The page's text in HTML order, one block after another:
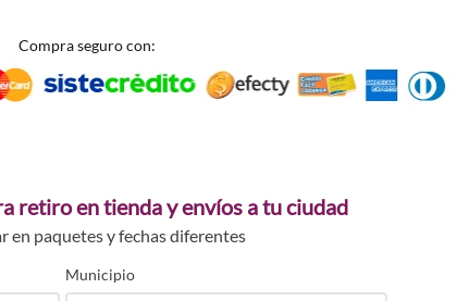
Compra seguro con:
retiro en tienda y envíos a tu ciudad
en paquetes y fechas diferentes
Municipio